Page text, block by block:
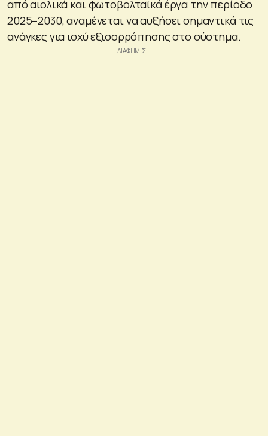
από αιολικά και φωτοβολταϊκά έργα την περίοδο
2025–2030, αναμένεται να αυξήσει σημαντικά τις
ανάγκες για ισχύ εξισορρόπησης στο σύστημα.